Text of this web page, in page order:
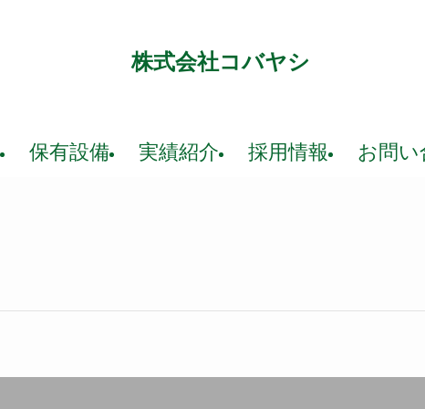
株式会社コバヤシ
保有設備 実績紹介 採用情報 お問